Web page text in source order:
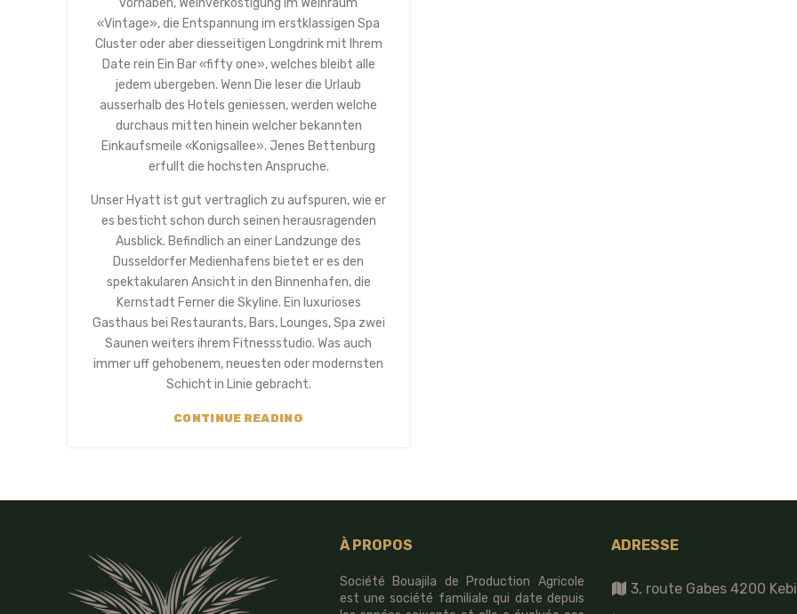
vorhaben, Weinverkostigung im Weinraum
«Vintage», die Entspannung im erstklassigen Spa
Cluster oder aber diesseitigen Longdrink mit Ihrem
Date rein Ein Bar «fifty one», welches bleibt alle
jedem ubergeben. Wenn Die leser die Urlaub
ausserhalb des Hotels geniessen, werden welche
durchaus mitten hinein welcher bekannten
Einkaufsmeile «Konigsallee». Jenes Bettenburg
erfullt die hochsten Anspruche.
Unser Hyatt ist gut vertraglich zu aufspuren, wie er
es besticht schon durch seinen herausragenden
Ausblick. Befindlich an einer Landzunge des
Dusseldorfer Medienhafens bietet er es den
spektakularen Ansicht in den Binnenhafen, die
Kernstadt Ferner die Skyline. Ein luxurioses
Gasthaus bei Restaurants, Bars, Lounges, Spa zwei
Saunen weiters ihrem Fitnessstudio. Was auch
immer uff gehobenem, neuesten oder modernsten
Schicht in Linie gebracht.
CONTINUE READING
À PROPOS
Société Bouajila de Production Agricole
est une société familiale qui date depuis
ADRESSE
3, route Gabes 4200